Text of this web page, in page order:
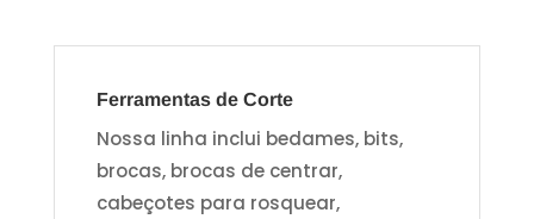
Ferramentas de Corte
Nossa linha inclui bedames, bits,
brocas, brocas de centrar,
cabeçotes para rosquear,